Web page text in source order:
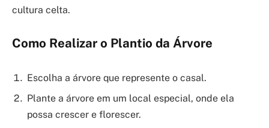
cultura celta.
Como Realizar o Plantio da Árvore
Escolha a árvore que represente o casal.
Plante a árvore em um local especial, onde ela
possa crescer e florescer.